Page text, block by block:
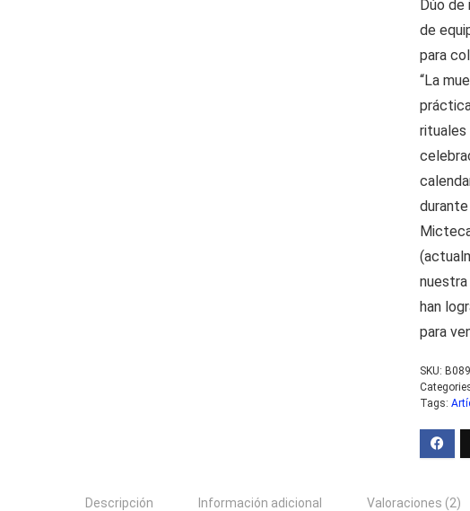
Dúo
de
para
“La
rituales
han
para
SKU:
Tags:
Descripción Información adicional Valoraciones (2)